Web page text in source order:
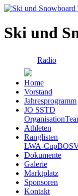
Ski und
Radio
Home
Vorstand
Jahresprogramm
JO SSTD
Organisation
Athleten
Ranglisten
LWA-Cup
Dokumente
Galerie
Marktplatz
Sponsoren
Kontakt